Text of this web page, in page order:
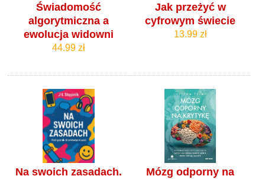
Świadomość
algorytmiczna a
ewolucja widowni
44.99 zł
Jak przeżyć w
cyfrowym świecie
13.99 zł
Na swoich zasadach.
Mózg odporny na